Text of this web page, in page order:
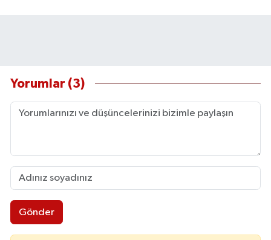
Yorumlar (3)
Gönder